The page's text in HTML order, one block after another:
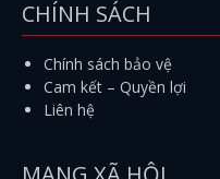
CHÍNH SÁCH
Chính sách bảo vệ
Cam kết – Quyền lợi
Liên hệ